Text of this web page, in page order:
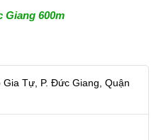
Giang 600m
Gia Tự, P. Đức Giang, Quận